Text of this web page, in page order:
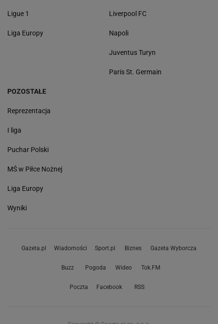
Ligue 1
Liga Europy
Liverpool FC
Napoli
Juventus Turyn
Paris St. Germain
POZOSTAŁE
Reprezentacja
I liga
Puchar Polski
MŚ w Piłce Nożnej
Liga Europy
Wyniki
Gazeta.pl Wiadomości Sport.pl Biznes Gazeta Wyborcza
Buzz Pogoda Wideo Tok.FM
Poczta Facebook RSS